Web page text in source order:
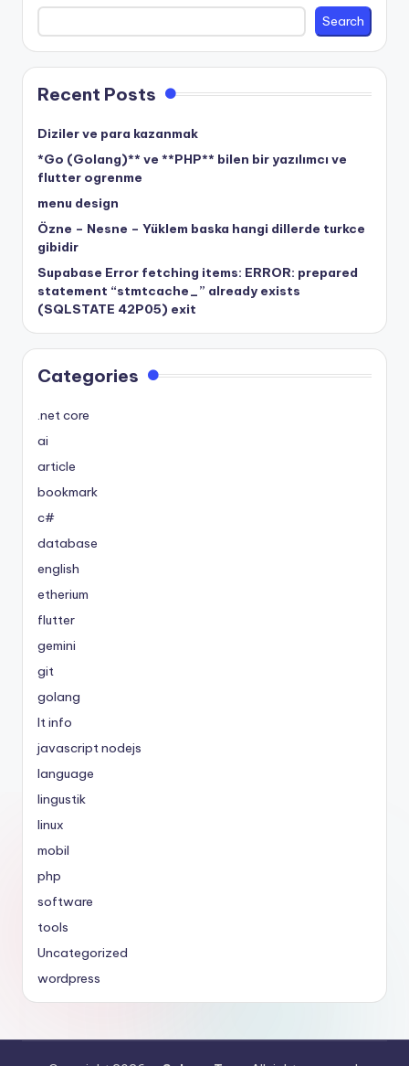
Search
Recent Posts
Diziler ve para kazanmak
*Go (Golang)** ve **PHP** bilen bir yazılımcı ve
flutter ogrenme
menu design
Özne – Nesne – Yüklem baska hangi dillerde turkce
gibidir
Supabase Error fetching items: ERROR: prepared
statement “stmtcache_” already exists
(SQLSTATE 42P05) exit
Categories
.net core
ai
article
bookmark
c#
database
english
etherium
flutter
gemini
git
golang
It info
javascript nodejs
language
lingustik
linux
mobil
php
software
tools
Uncategorized
wordpress